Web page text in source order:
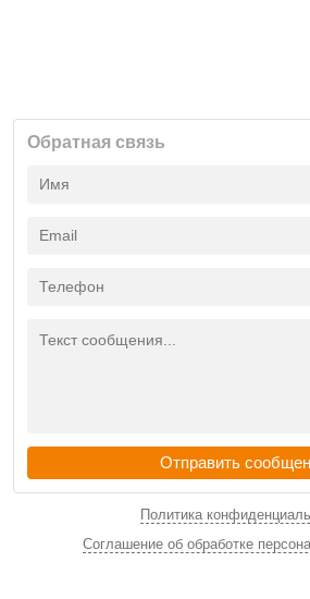
Обратная связь
Отправить
Политика
Соглашение об обработке